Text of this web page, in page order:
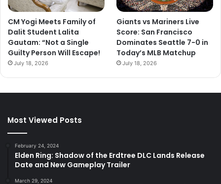
CM Yogi Meets Family of
Dalit Student Lalita
Gautam: “Not a Single
Guilty Person Will Escape!
July 18, 2026
Giants vs Mariners Live
Score: San Francisco
Dominates Seattle 7-0 in
Today’s MLB Matchup
July 18, 2026
Most Viewed Posts
February 24, 2024
Elden Ring: Shadow of the Erdtree DLC Lands Release
Date and New Gameplay Trailer
March 29, 2024